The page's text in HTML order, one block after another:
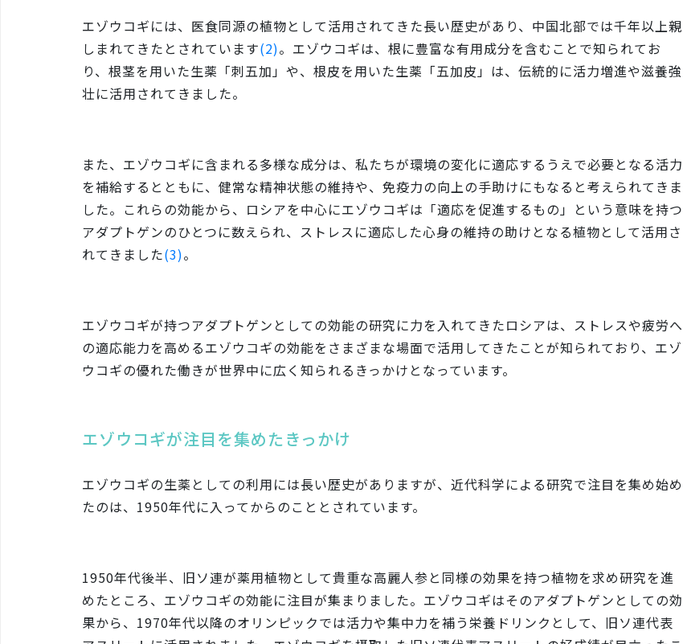
エゾウコギには、医食同源の植物として活用されてきた長い歴史があり、中国北部では千年以上親
しまれてきたとされています(2)。エゾウコギは、根に豊富な有用成分を含むことで知られてお
り、根茎を用いた生薬「刺五加」や、根皮を用いた生薬「五加皮」は、​​​​伝統的に活力増進や滋養強
壮に活用されてきました。
また、エゾウコギに含まれる多様な成分は、私たちが環境の変化に適応するうえで必要となる活力
を補給するとともに、健常な精神状態の維持や、免疫力の向上の手助けにもなると考えられてきま
した。これらの効能から、ロシアを中心にエゾウコギは「適応を促進するもの」という意味を持つ
アダプトゲンのひとつに数えられ、ストレスに適応した心身の維持の助けとなる植物として活用さ
れてきました(3)。
エゾウコギが持つアダプトゲンとしての効能の研究に力を入れてきたロシアは、ストレスや疲労へ
の適応能力を高めるエゾウコギの効能をさまざまな場面で活用してきたことが知られており、エゾ
ウコギの優れた働きが世界中に広く知られるきっかけとなっています。
エゾウコギが注目を集めたきっかけ
エゾウコギの生薬としての利用には長い歴史がありますが、近代科学による研究で注目を集め始め
たのは、1950年代に入ってからのこととされています。
1950年代後半、旧ソ連が薬用植物として貴重な高麗人参と同様の効果を持つ植物を求め研究を進
めたところ、エゾウコギの効能に注目が集まりました。エゾウコギはそのアダプトゲンとしての効
果から、1970年代以降のオリンピックでは活力や集中力を補う栄養ドリンクとして、旧ソ連代表